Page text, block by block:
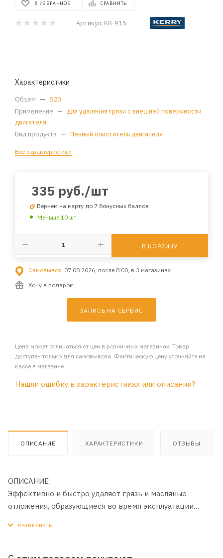
В ИЗБРАННОЕ СРАВНИТЬ
Артикул: KR-915
Характеристики
Объем — 520
Применение — для удаления грязи с внешней поверхности
двигателя
Вид продукта — Пенный очиститель двигателя
Все характеристики
335 руб./шт
Вернем на карту до 7 бонусных баллов
Меньше 10 шт
В КОРЗИНУ
Самовывоз: 07.08.2026, после 8:00, в 3 магазинах
Хочу в подарок
ЗАПИСЬ НА СЕРВИС
Цена может отличаться от цен в розничных магазинах. Товар
доступен только для самовывоза. Фактическую цену уточняйте на
кассе в магазине
Нашли ошибку в характеристиках или описании?
ОПИСАНИЕ ХАРАКТЕРИСТИКИ ОТЗЫВЫ
ОПИСАНИЕ:
Эффективно и быстро удаляет грязь и масляные
отложения, образующиеся во время эксплуатации
перед ремонтом двигателя, при предпродажной